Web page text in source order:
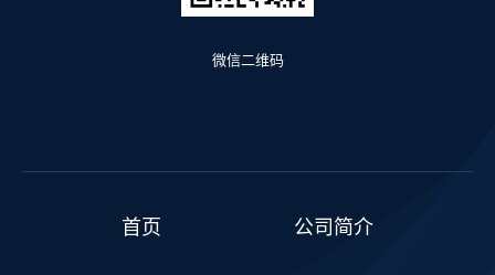
微信二维码
首页 公司简介